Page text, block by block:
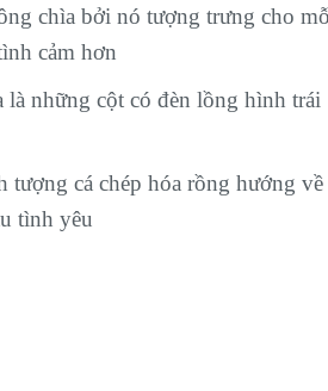
chìa bởi nó tượng trưng cho
cảm hơn
những cột có đèn lồng hình trái
cá chép hóa rồng hướng về
tình yêu